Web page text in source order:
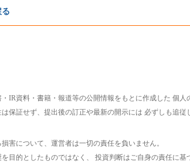
IR資料・書籍・報道等の公開情報をもとに作成した 個
保証せず、提出後の訂正や最新の開示には 必ずしも追従
害について、運営者は一切の責任を負いません。
目的としたものではなく、 投資判断はご自身の責任に基